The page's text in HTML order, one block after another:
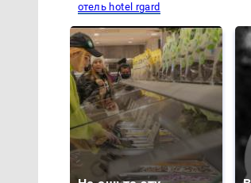
отель hotel rgard